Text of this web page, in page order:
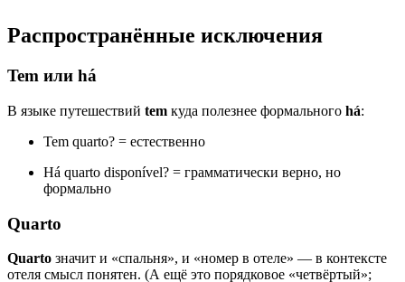
Распространённые исключения
Tem или há
В языке путешествий tem куда полезнее формального há:
Tem quarto? = естественно
Há quarto disponível? = грамматически верно, но
формально
Quarto
Quarto значит и «спальня», и «номер в отеле» — в контексте
отеля смысл понятен. (А ещё это порядковое «четвёртый»;